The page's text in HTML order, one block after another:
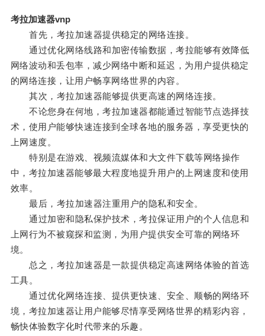
考拉加速器vnp
首先，考拉加速器提供稳定的网络连接。
通过优化网络线路和加密传输数据，考拉能够有效降低
网络波动和丢包率，减少网络中断和延迟，为用户提供稳定
的网络连接，让用户畅享网络世界的内容。
其次，考拉加速器能够提供更高速的网络连接。
不论您身在何地，考拉加速器都能通过智能节点选择技
术，使用户能够快速连接到全球各地的服务器，享受更快的
上网速度。
特别是在游戏、视频流媒体和大文件下载等网络操作
中，考拉加速器能够最大程度地提升用户的上网速度和使用
效率。
最后，考拉加速器注重用户的隐私和安全。
通过加密和隐私保护技术，考拉保证用户的个人信息和
上网行为不被窥探和监测，为用户提供安全可靠的网络环
境。
总之，考拉加速器是一款提供稳定高速网络体验的首选
工具。
通过优化网络连接、提供更快速、安全、顺畅的网络环
境，考拉加速器让用户能够尽情享受网络世界的精彩内容，
畅快体验数字化时代带来的乐趣。